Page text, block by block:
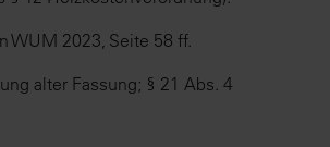
WUM 2023, Seite 58 ff.
alter Fassung; § 21 Abs. 4